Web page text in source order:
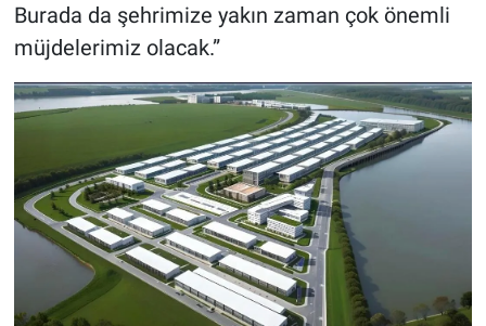
Burada da şehrimize yakın zaman çok önemli
müjdelerimiz olacak.”